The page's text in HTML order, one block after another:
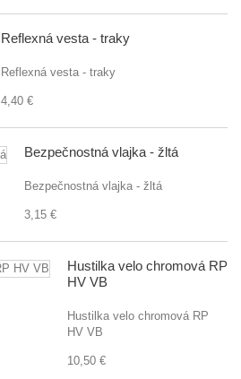
Reflexná vesta - traky
Reflexná vesta - traky
4,40 €
Bezpečnostná vlajka - žltá
Bezpečnostná vlajka - žltá
3,15 €
Hustilka velo chromová RP
HV VB
Hustilka velo chromová RP
HV VB
10,50 €